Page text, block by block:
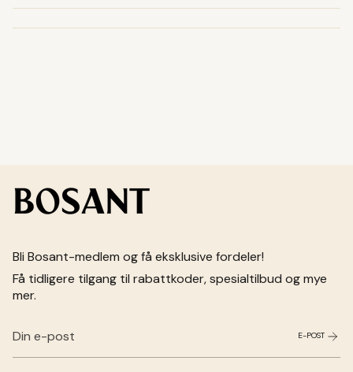
Bli Bosant-medlem og få eksklusive fordeler!
Få tidligere tilgang til rabattkoder, spesialtilbud og mye
mer.
E-POST